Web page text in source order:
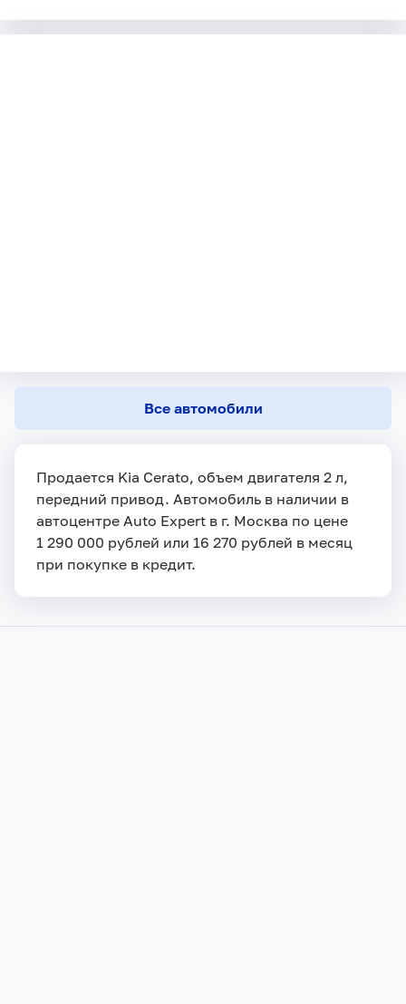
Все автомобили
Продается Kia Cerato, объем двигателя 2 л,
передний привод. Автомобиль в наличии в
автоцентре Auto Expert в г. Москва по цене
1 290 000 рублей или 16 270 рублей в месяц
при покупке в кредит.